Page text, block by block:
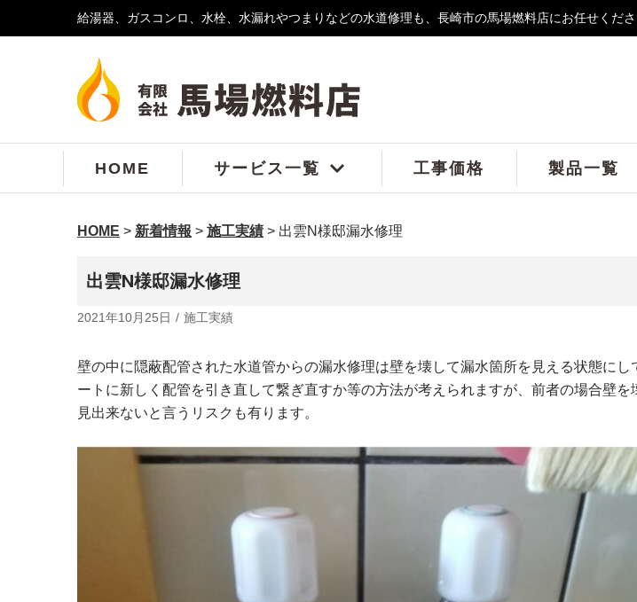
給湯器、ガスコンロ、水栓、水漏れやつまりなどの水道修理も、長崎市の馬場燃料店にお任せくださ
HOME サービス一覧 工事価格 製品一覧
HOME > 新着情報 > 施工実績 > 出雲N様邸漏水修理
出雲N様邸漏水修理
2021年10月25日 施工実績
壁の中に隠蔽配管された水道管からの漏水修理は壁を壊して漏水箇所を見える状態にし
ートに新しく配管を引き直して繋ぎ直すか等の方法が考えられますが、前者の場合壁を
見出来ないと言うリスクも有ります。